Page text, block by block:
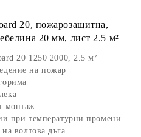
20, пожарозащитна,
20 мм, лист 2.5 м²
20 1250 2000, 2.5 м²
на пожар
монтаж
при температурни промени
волтова дъга